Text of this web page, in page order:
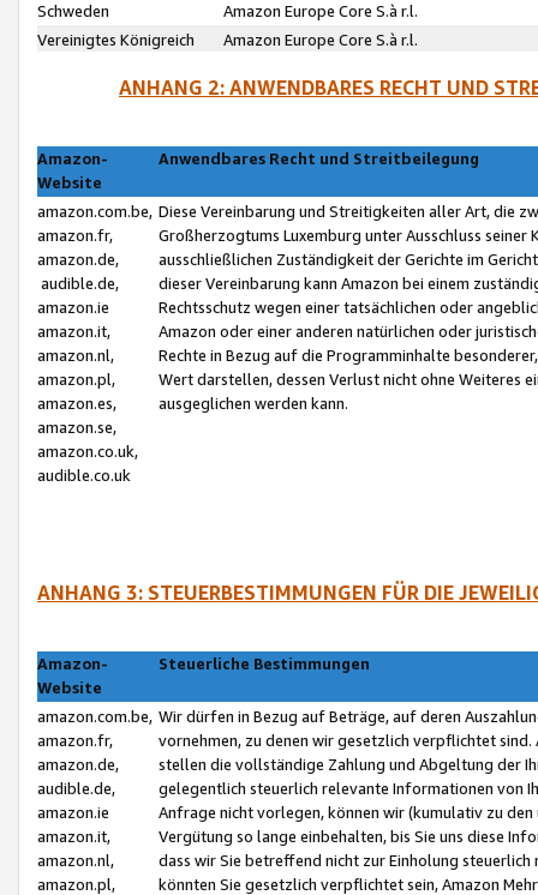
Schweden
Amazon Europe Core S.à r.l.
Vereinigtes Königreich
Amazon Europe Core S.à r.l.
ANHANG 2: ANWENDBARES RECHT UND
Amazon-
Website
Anwendbares Recht und Streitbeilegung
amazon.com.be,
amazon.fr,
amazon.de,
audible.de,
amazon.ie
amazon.it,
amazon.nl,
amazon.pl,
amazon.es,
amazon.se,
amazon.co.uk,
audible.co.uk
Diese Vereinbarung und Streitigkeiten aller Art, die
Großherzogtums Luxemburg unter Ausschluss
ausschließlichen Zuständigkeit der Gerichte im
dieser Vereinbarung kann Amazon bei einem
Rechtsschutz wegen einer tatsächlichen oder
Amazon oder einer anderen natürlichen oder
Rechte in Bezug auf die Programminhalte
Wert darstellen, dessen Verlust nicht ohne Weiteres
ausgeglichen werden kann.
ANHANG 3: STEUERBESTIMMUNGEN FÜR DIE
Amazon-
Website
Steuerliche Bestimmungen
amazon.com.be,
amazon.fr,
amazon.de,
audible.de,
amazon.ie
amazon.it,
amazon.nl,
amazon.pl,
Wir dürfen in Bezug auf Beträge, auf deren
vornehmen, zu denen wir gesetzlich verpflichtet
stellen die vollständige Zahlung und Abgeltung der
gelegentlich steuerlich relevante Informationen von
Anfrage nicht vorlegen, können wir (kumulativ zu
Vergütung so lange einbehalten, bis Sie uns diese
dass wir Sie betreffend nicht zur Einholung
könnten Sie gesetzlich verpflichtet sein, Amazon